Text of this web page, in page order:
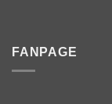
FANPAGE